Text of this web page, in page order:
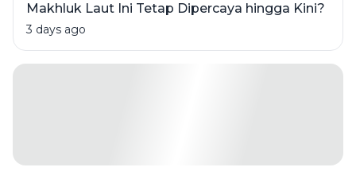
Makhluk Laut Ini Tetap Dipercaya hingga Kini?
3 days ago